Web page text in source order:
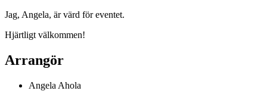
Jag, Angela, är värd för eventet.
Hjärtligt välkommen!
Arrangör
Angela Ahola